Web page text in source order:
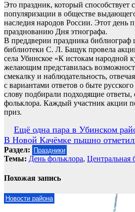
Это праздник, который
популяризации в обществе
наследия народов России. Этот день
празднованию Дня этнографа.
В преддверии праздника библиограф
библиотеки С. Л. Бащук провела
села Убинское «К истокам народной
желающим представилась
смекалку и наблюдательность,
с вариантами ответов о быте
слову подбирали подходящие
фольклора. Каждый участник акции
приз.
Навигация
по
записям
Ещё одна пара в Убинском
В Новой Качёмке пышно
Раздел: Праздники
Темы: День фольклора, Центральная
Похожая запись
Новости района